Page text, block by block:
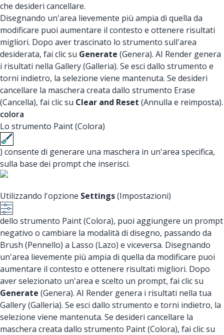
che desideri cancellare.
Disegnando un'area lievemente più ampia di quella da
modificare puoi aumentare il contesto e ottenere risultati
migliori. Dopo aver trascinato lo strumento sull'area
desiderata, fai clic su Generate (Genera). AI Render genera
i risultati nella Gallery (Galleria). Se esci dallo strumento e
torni indietro, la selezione viene mantenuta. Se desideri
cancellare la maschera creata dallo strumento Erase
(Cancella), fai clic su Clear and Reset (Annulla e reimposta).
colora
Lo strumento Paint (Colora)
) consente di generare una maschera in un'area specifica,
sulla base dei prompt che inserisci.
Utilizzando l'opzione Settings(Impostazioni)
dello strumento Paint (Colora), puoi aggiungere un prompt
negativo o cambiare la modalità di disegno, passando da
Brush (Pennello) a Lasso (Lazo) e viceversa. Disegnando
un'area lievemente più ampia di quella da modificare puoi
aumentare il contesto e ottenere risultati migliori. Dopo
aver selezionato un'area e scelto un prompt, fai clic su
Generate (Genera). AI Render genera i risultati nella tua
Gallery (Galleria). Se esci dallo strumento e torni indietro, la
selezione viene mantenuta. Se desideri cancellare la
maschera creata dallo strumento Paint (Colora), fai clic su